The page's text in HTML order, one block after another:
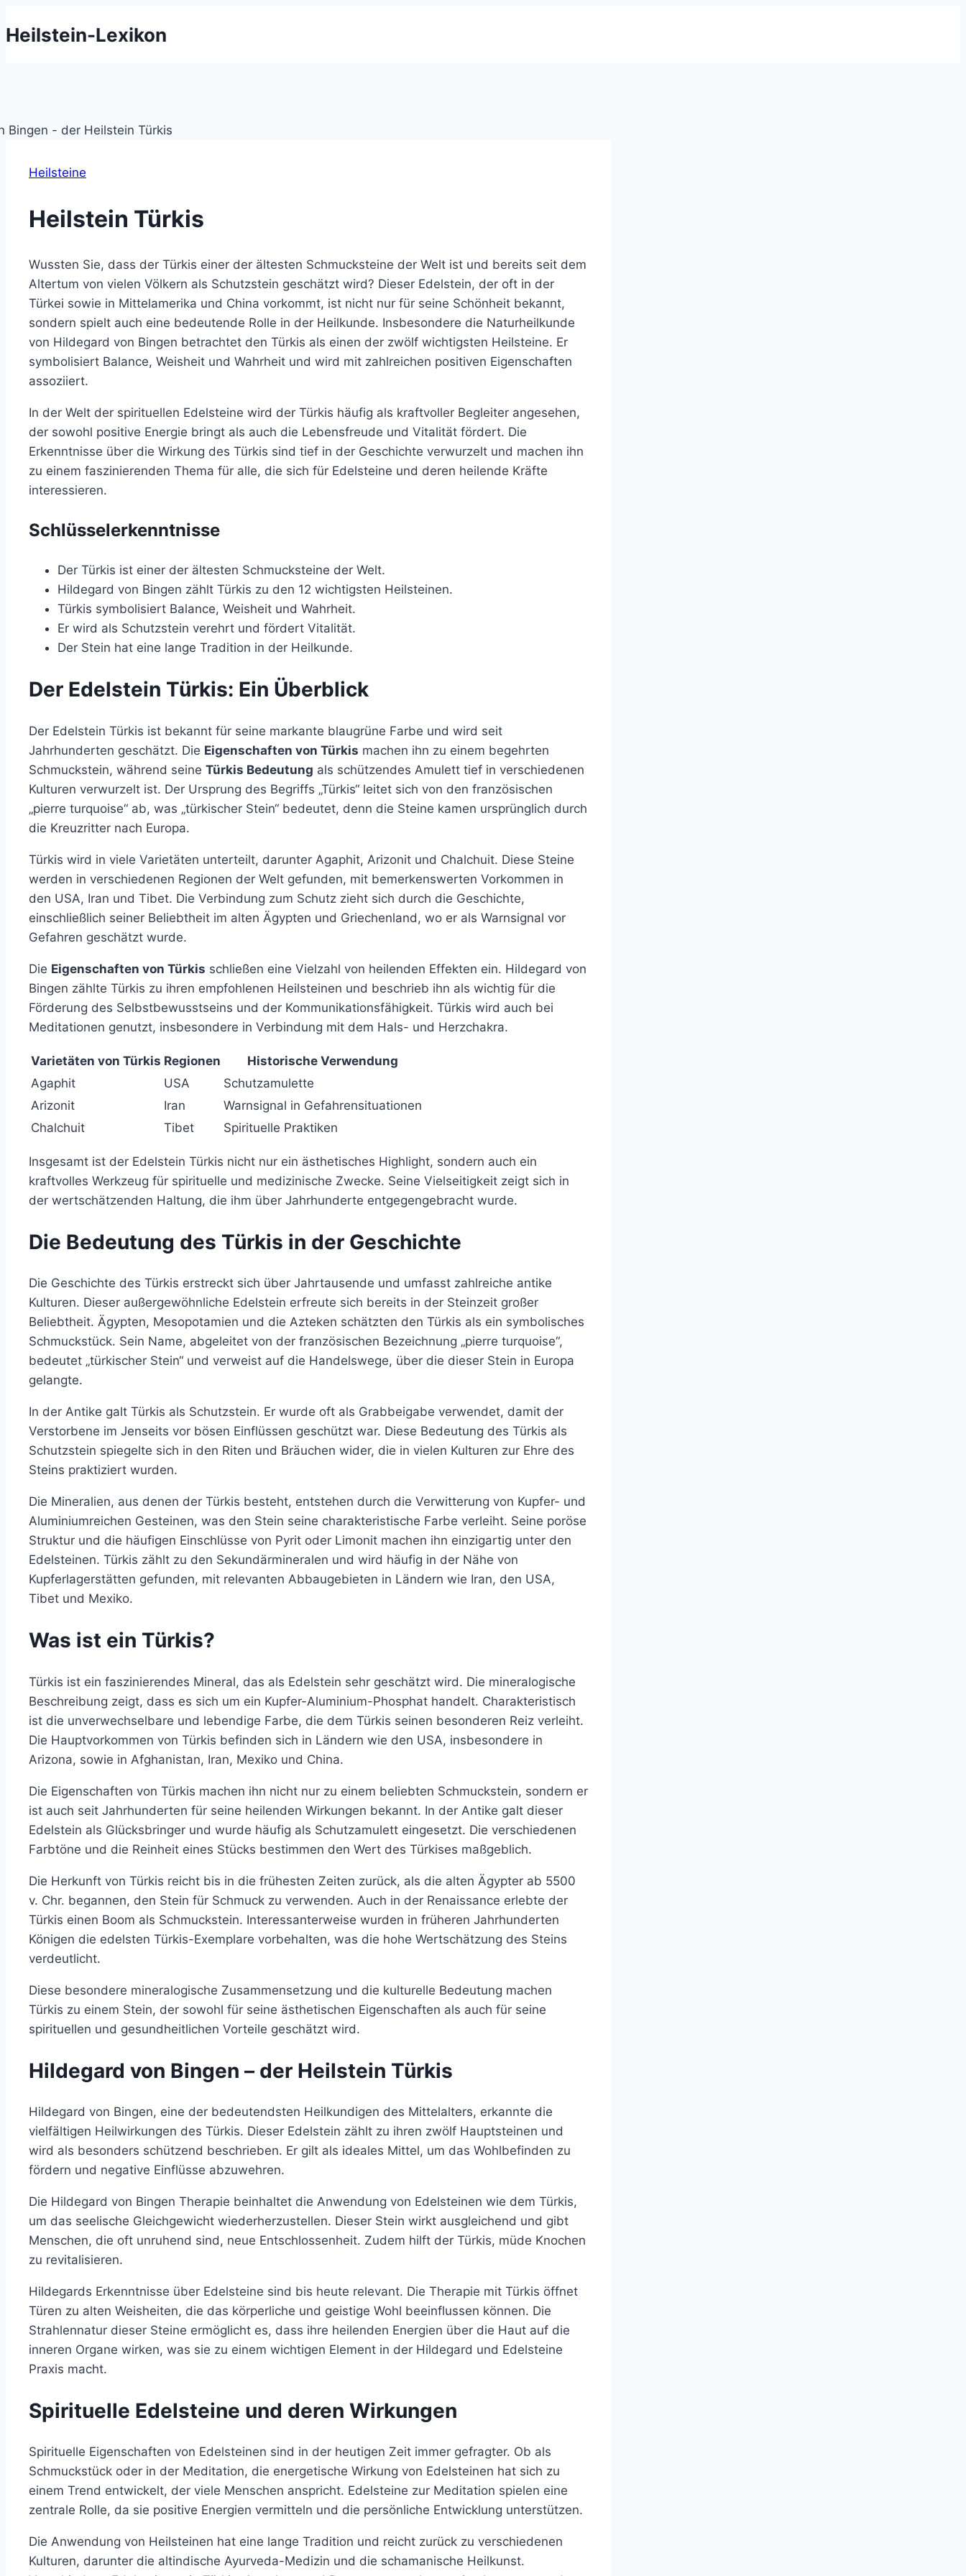
Inhalt
Heilstein-Lexikon
Heilsteine
Heilstein Türkis
Wussten Sie, dass der Türkis einer der ältesten Schmucksteine der Welt ist und bereits seit dem
Altertum von vielen Völkern als Schutzstein geschätzt wird? Dieser Edelstein, der oft in der
Türkei sowie in Mittelamerika und China vorkommt, ist nicht nur für seine Schönheit bekannt,
sondern spielt auch eine bedeutende Rolle in der Heilkunde. Insbesondere die Naturheilkunde
von Hildegard von Bingen betrachtet den Türkis als einen der zwölf wichtigsten Heilsteine. Er
symbolisiert Balance, Weisheit und Wahrheit und wird mit zahlreichen positiven Eigenschaften
assoziiert.
In der Welt der spirituellen Edelsteine wird der Türkis häufig als kraftvoller Begleiter angesehen,
der sowohl positive Energie bringt als auch die Lebensfreude und Vitalität fördert. Die
Erkenntnisse über die Wirkung des Türkis sind tief in der Geschichte verwurzelt und machen ihn
zu einem faszinierenden Thema für alle, die sich für Edelsteine und deren heilende Kräfte
interessieren.
Schlüsselerkenntnisse
Der Türkis ist einer der ältesten Schmucksteine der Welt.
Hildegard von Bingen zählt Türkis zu den 12 wichtigsten Heilsteinen.
Türkis symbolisiert Balance, Weisheit und Wahrheit.
Er wird als Schutzstein verehrt und fördert Vitalität.
Der Stein hat eine lange Tradition in der Heilkunde.
Der Edelstein Türkis: Ein Überblick
Der Edelstein Türkis ist bekannt für seine markante blaugrüne Farbe und wird seit
Jahrhunderten geschätzt. Die Eigenschaften von Türkis machen ihn zu einem begehrten
Schmuckstein, während seine Türkis Bedeutung als schützendes Amulett tief in verschiedenen
Kulturen verwurzelt ist. Der Ursprung des Begriffs „Türkis“ leitet sich von den französischen
„pierre turquoise“ ab, was „türkischer Stein“ bedeutet, denn die Steine kamen ursprünglich durch
die Kreuzritter nach Europa.
Türkis wird in viele Varietäten unterteilt, darunter Agaphit, Arizonit und Chalchuit. Diese Steine
werden in verschiedenen Regionen der Welt gefunden, mit bemerkenswerten Vorkommen in
den USA, Iran und Tibet. Die Verbindung zum Schutz zieht sich durch die Geschichte,
einschließlich seiner Beliebtheit im alten Ägypten und Griechenland, wo er als Warnsignal vor
Gefahren geschätzt wurde.
Die Eigenschaften von Türkis schließen eine Vielzahl von heilenden Effekten ein. Hildegard von
Bingen zählte Türkis zu ihren empfohlenen Heilsteinen und beschrieb ihn als wichtig für die
Förderung des Selbstbewusstseins und der Kommunikationsfähigkeit. Türkis wird auch bei
Meditationen genutzt, insbesondere in Verbindung mit dem Hals- und Herzchakra.
Varietäten von Türkis Regionen
Historische Verwendung
Agaphit
USA
Schutzamulette
Arizonit
Iran
Warnsignal in Gefahrensituationen
Chalchuit
Tibet Spirituelle Praktiken
Insgesamt ist der Edelstein Türkis nicht nur ein ästhetisches Highlight, sondern auch ein
kraftvolles Werkzeug für spirituelle und medizinische Zwecke. Seine Vielseitigkeit zeigt sich in
der wertschätzenden Haltung, die ihm über Jahrhunderte entgegengebracht wurde.
Die Bedeutung des Türkis in der Geschichte
Die Geschichte des Türkis erstreckt sich über Jahrtausende und umfasst zahlreiche antike
Kulturen. Dieser außergewöhnliche Edelstein erfreute sich bereits in der Steinzeit großer
Beliebtheit. Ägypten, Mesopotamien und die Azteken schätzten den Türkis als ein symbolisches
Schmuckstück. Sein Name, abgeleitet von der französischen Bezeichnung „pierre turquoise“,
bedeutet „türkischer Stein“ und verweist auf die Handelswege, über die dieser Stein in Europa
gelangte.
In der Antike galt Türkis als Schutzstein. Er wurde oft als Grabbeigabe verwendet, damit der
Verstorbene im Jenseits vor bösen Einflüssen geschützt war. Diese Bedeutung des Türkis als
Schutzstein spiegelte sich in den Riten und Bräuchen wider, die in vielen Kulturen zur Ehre des
Steins praktiziert wurden.
Die Mineralien, aus denen der Türkis besteht, entstehen durch die Verwitterung von Kupfer- und
Aluminiumreichen Gesteinen, was den Stein seine charakteristische Farbe verleiht. Seine poröse
Struktur und die häufigen Einschlüsse von Pyrit oder Limonit machen ihn einzigartig unter den
Edelsteinen. Türkis zählt zu den Sekundärmineralen und wird häufig in der Nähe von
Kupferlagerstätten gefunden, mit relevanten Abbaugebieten in Ländern wie Iran, den USA,
Tibet und Mexiko.
Was ist ein Türkis?
Türkis ist ein faszinierendes Mineral, das als Edelstein sehr geschätzt wird. Die mineralogische
Beschreibung zeigt, dass es sich um ein Kupfer-Aluminium-Phosphat handelt. Charakteristisch
ist die unverwechselbare und lebendige Farbe, die dem Türkis seinen besonderen Reiz verleiht.
Die Hauptvorkommen von Türkis befinden sich in Ländern wie den USA, insbesondere in
Arizona, sowie in Afghanistan, Iran, Mexiko und China.
Die Eigenschaften von Türkis machen ihn nicht nur zu einem beliebten Schmuckstein, sondern er
ist auch seit Jahrhunderten für seine heilenden Wirkungen bekannt. In der Antike galt dieser
Edelstein als Glücksbringer und wurde häufig als Schutzamulett eingesetzt. Die verschiedenen
Farbtöne und die Reinheit eines Stücks bestimmen den Wert des Türkises maßgeblich.
Die Herkunft von Türkis reicht bis in die frühesten Zeiten zurück, als die alten Ägypter ab 5500
v. Chr. begannen, den Stein für Schmuck zu verwenden. Auch in der Renaissance erlebte der
Türkis einen Boom als Schmuckstein. Interessanterweise wurden in früheren Jahrhunderten
Königen die edelsten Türkis-Exemplare vorbehalten, was die hohe Wertschätzung des Steins
verdeutlicht.
Diese besondere mineralogische Zusammensetzung und die kulturelle Bedeutung machen
Türkis zu einem Stein, der sowohl für seine ästhetischen Eigenschaften als auch für seine
spirituellen und gesundheitlichen Vorteile geschätzt wird.
Hildegard von Bingen – der Heilstein Türkis
Hildegard von Bingen, eine der bedeutendsten Heilkundigen des Mittelalters, erkannte die
vielfältigen Heilwirkungen des Türkis. Dieser Edelstein zählt zu ihren zwölf Hauptsteinen und
wird als besonders schützend beschrieben. Er gilt als ideales Mittel, um das Wohlbefinden zu
fördern und negative Einflüsse abzuwehren.
Die Hildegard von Bingen Therapie beinhaltet die Anwendung von Edelsteinen wie dem Türkis,
um das seelische Gleichgewicht wiederherzustellen. Dieser Stein wirkt ausgleichend und gibt
Menschen, die oft unruhend sind, neue Entschlossenheit. Zudem hilft der Türkis, müde Knochen
zu revitalisieren.
Hildegards Erkenntnisse über Edelsteine sind bis heute relevant. Die Therapie mit Türkis öffnet
Türen zu alten Weisheiten, die das körperliche und geistige Wohl beeinflussen können. Die
Strahlennatur dieser Steine ermöglicht es, dass ihre heilenden Energien über die Haut auf die
inneren Organe wirken, was sie zu einem wichtigen Element in der Hildegard und Edelsteine
Praxis macht.
Spirituelle Edelsteine und deren Wirkungen
Spirituelle Eigenschaften von Edelsteinen sind in der heutigen Zeit immer gefragter. Ob als
Schmuckstück oder in der Meditation, die energetische Wirkung von Edelsteinen hat sich zu
einem Trend entwickelt, der viele Menschen anspricht. Edelsteine zur Meditation spielen eine
zentrale Rolle, da sie positive Energien vermitteln und die persönliche Entwicklung unterstützen.
Die Anwendung von Heilsteinen hat eine lange Tradition und reicht zurück zu verschiedenen
Kulturen, darunter die altindische Ayurveda-Medizin und die schamanische Heilkunst.